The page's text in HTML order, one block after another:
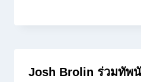
Josh Brolin ร่วมทัพ